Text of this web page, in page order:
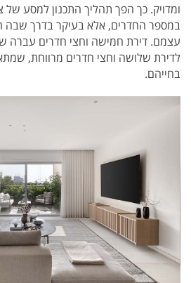
ומדויק. כך הפך תהליך התכנון למסע
במספר החדרים, אלא בעיקר בדרך שבה
עצמם. דירת חמישה וחצי חדרים עברה
לדירת שלושה וחצי חדרים מרווחת,
בחייהם.